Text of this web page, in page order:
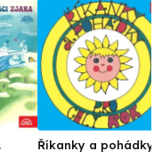
Říkanky a pohádky